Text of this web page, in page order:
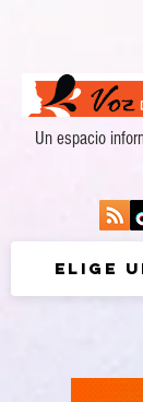
Un espacio
Elige